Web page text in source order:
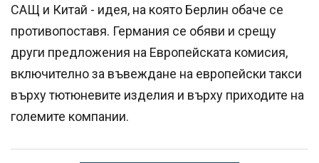
САЩ и Китай - идея, на която Берлин обаче се
противопоставя. Германия се обяви и срещу
други предложения на Европейската комисия,
включително за въвеждане на европейски такси
върху тютюневите изделия и върху приходите на
големите компании.